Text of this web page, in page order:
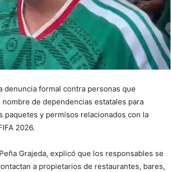
denuncia formal contra personas que
de dependencias estatales para
paquetes y permisos relacionados con la
2026.
Grajeda, explicó que los responsables se
a propietarios de restaurantes, bares,